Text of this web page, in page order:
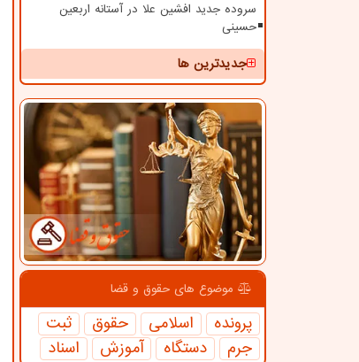
سروده جدید افشین علا در آستانه اربعین
حسینی
جدیدترین ها
موضوع های حقوق و قضا
پرونده اسلامی حقوق
ثبت
جرم
دستگاه آموزش اسناد